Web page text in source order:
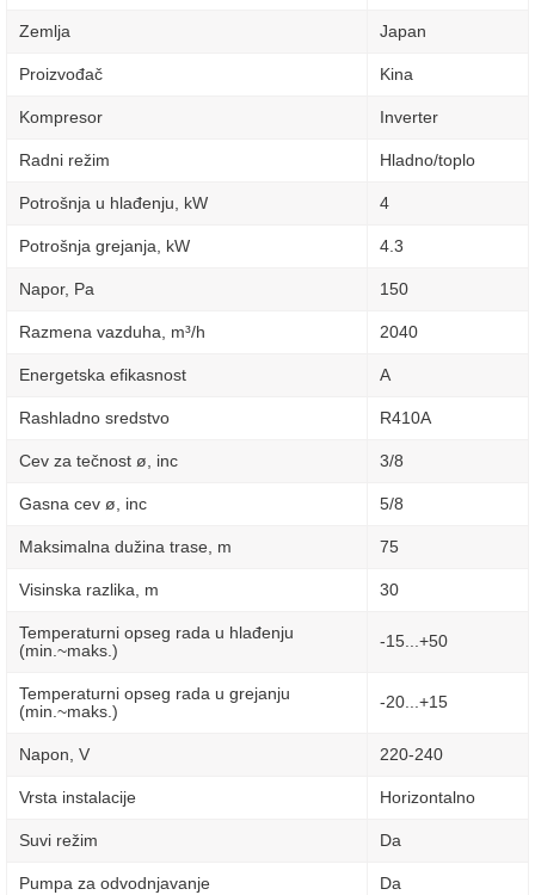
Zemlja Japan
Proizvođač Kina
Kompresor Inverter
Radni režim Hladno/toplo
Potrošnja u hlađenju, kW 4
Potrošnja grejanja, kW 4.3
Napor, Pa 150
Razmena vazduha, m³/h 2040
Energetska efikasnost A
Rashladno sredstvo R410A
Cev za tečnost ø, inc 3/8
Gasna cev ø, inc 5/8
Maksimalna dužina trase, m 75
Visinska razlika, m 30
Temperaturni opseg rada u hlađenju
(min.~maks.)
-15...+50
Temperaturni opseg rada u grejanju
(min.~maks.)
-20...+15
Napon, V 220-240
Vrsta instalacije Horizontalno
Suvi režim Da
Pumpa za odvodnjavanje Da